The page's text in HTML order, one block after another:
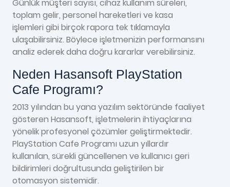
Günlük müşteri sayısı, cihaz kullanım süreleri,
toplam gelir, personel hareketleri ve kasa
işlemleri gibi birçok rapora tek tıklamayla
ulaşabilirsiniz. Böylece işletmenizin performansını
analiz ederek daha doğru kararlar verebilirsiniz.
Neden Hasansoft PlayStation
Cafe Programı?
2013 yılından bu yana yazılım sektöründe faaliyet
gösteren Hasansoft, işletmelerin ihtiyaçlarına
yönelik profesyonel çözümler geliştirmektedir.
PlayStation Cafe Programı uzun yıllardır
kullanılan, sürekli güncellenen ve kullanıcı geri
bildirimleri doğrultusunda geliştirilen bir
otomasyon sistemidir.